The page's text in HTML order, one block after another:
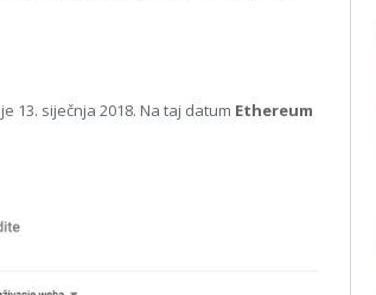
13. siječnja 2018. Na taj datum Ethereum